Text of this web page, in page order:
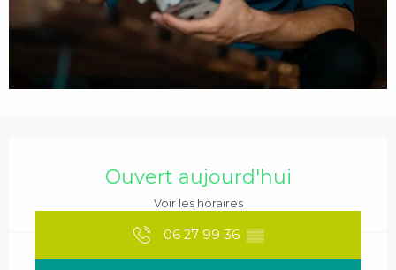
Ouvert aujourd'hui
Voir les horaires
06 27 99 36 ▒▒